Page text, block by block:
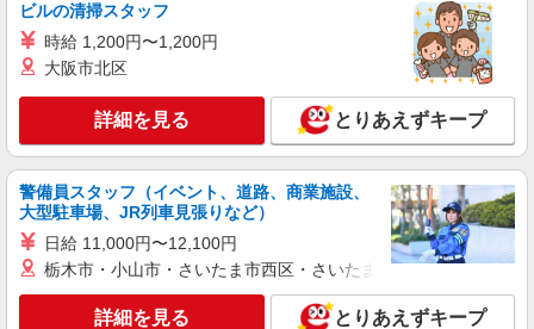
当社規定あり
キープ 詳細を見る
派遣社員
株式会社kotrio /●SD-H-2066463
タイパ最強！希望の働き方が叶う有料住宅のス
タッフ★＠本宮市
時給1350円〜2062円 ＜日払い有/週払い有/交
通費全支給(ガソリン代含む)＞
福島県本宮市本宮字南町裡
キープ 詳細を見る
ビルの清掃スタッフ
時給 1,200円〜1,200円
大阪市北区
詳細を見る とりあえずキープ
警備員スタッフ（イベント、道路、商業施設、
大型駐車場、JR列車見張りなど）
日給 11,000円〜12,100円
栃木市・小山市・さいたま市西区・さいたま市岩槻区・久喜市・
詳細を見る とりあえずキープ